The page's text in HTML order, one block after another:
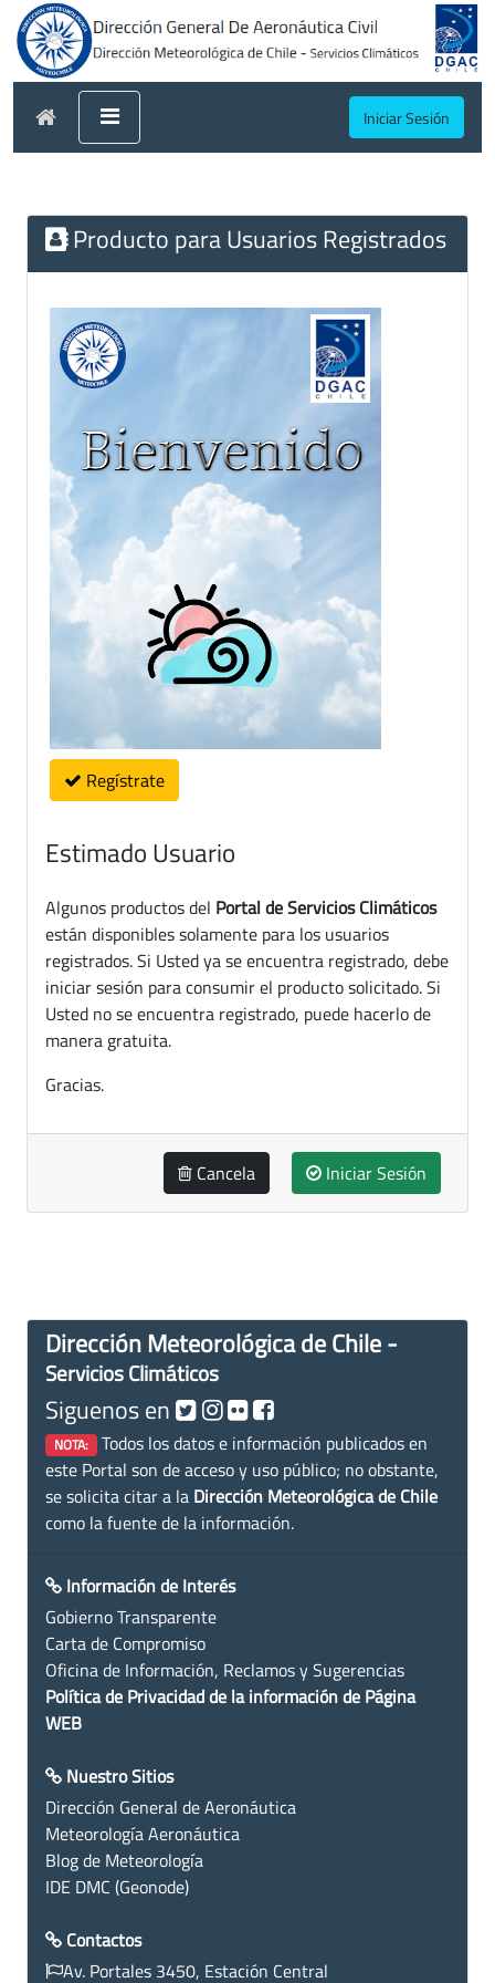
Iniciar Sesión
Producto para Usuarios Registrados
Regístrate
Estimado Usuario
Algunos productos del Portal de Servicios Climáticos
están disponibles solamente para los usuarios
registrados. Si Usted ya se encuentra registrado, debe
iniciar sesión para consumir el producto solicitado. Si
Usted no se encuentra registrado, puede hacerlo de
manera gratuita.
Gracias.
Cancela Iniciar Sesión
Dirección Meteorológica de Chile -
Servicios Climáticos
Siguenos en
NOTA: Todos los datos e información publicados en
este Portal son de acceso y uso público; no obstante,
se solicita citar a la Dirección Meteorológica de Chile
como la fuente de la información.
Información de Interés
Gobierno Transparente
Carta de Compromiso
Oficina de Información, Reclamos y Sugerencias
Política de Privacidad de la información de Página
WEB
Nuestro Sitios
Dirección General de Aeronáutica
Meteorología Aeronáutica
Blog de Meteorología
IDE DMC (Geonode)
Contactos
Av. Portales 3450, Estación Central